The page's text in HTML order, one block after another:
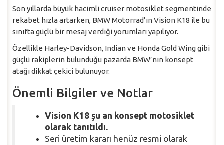
Son yıllarda büyük hacimli cruiser motosiklet segmentinde
rekabet hızla artarken, BMW Motorrad’ın Vision K18 ile bu
sınıfta güçlü bir mesaj verdiği yorumları yapılıyor.
Özellikle Harley-Davidson, Indian ve Honda Gold Wing gibi
güçlü rakiplerin bulunduğu pazarda BMW’nin konsept
atağı dikkat çekici bulunuyor.
Önemli Bilgiler ve Notlar
Vision K18 şu an konsept motosiklet
olarak tanıtıldı.
Seri üretim kararı henüz resmi olarak